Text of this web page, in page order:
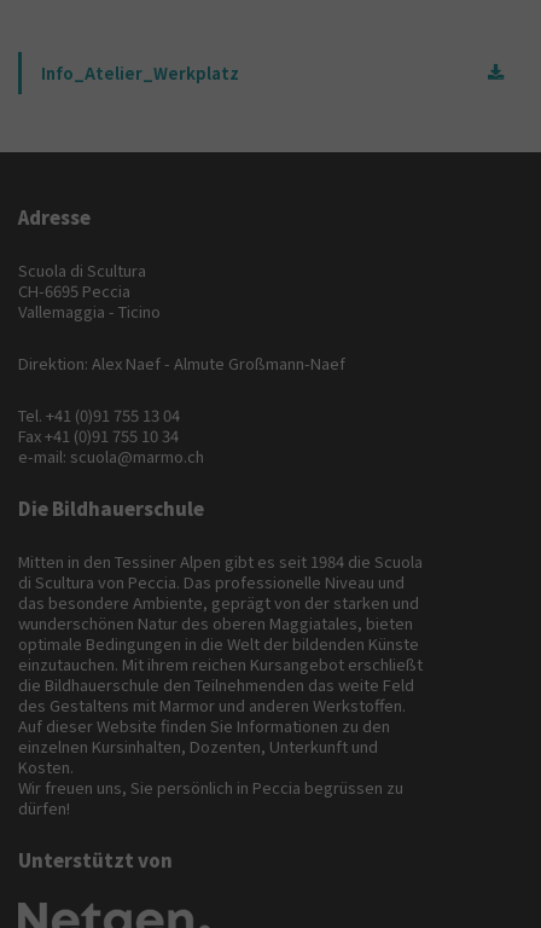
Info_Atelier_Werkplatz
Adresse
Scuola di Scultura
CH-6695 Peccia
Vallemaggia - Ticino
Direktion: Alex Naef - Almute Großmann-Naef
Tel. +41 (0)91 755 13 04
Fax +41 (0)91 755 10 34
e-mail: scuola@marmo.ch
Die Bildhauerschule
Mitten in den Tessiner Alpen gibt es seit 1984 die Scuola
di Scultura von Peccia. Das professionelle Niveau und
das besondere Ambiente, geprägt von der starken und
wunderschönen Natur des oberen Maggiatales, bieten
optimale Bedingungen in die Welt der bildenden Künste
einzutauchen. Mit ihrem reichen Kursangebot erschließt
die Bildhauerschule den Teilnehmenden das weite Feld
des Gestaltens mit Marmor und anderen Werkstoffen.
Auf dieser Website finden Sie Informationen zu den
einzelnen Kursinhalten, Dozenten, Unterkunft und
Kosten.
Wir freuen uns, Sie persönlich in Peccia begrüssen zu
dürfen!
Unterstützt von